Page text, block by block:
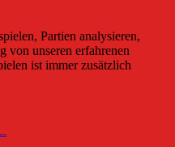
Partien analysieren,
von unseren erfahrenen
ist immer zusätzlich